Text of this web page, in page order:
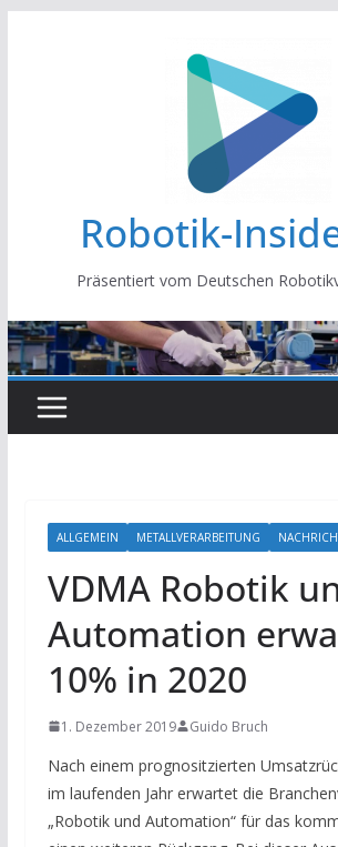
Robotik-
Präsentiert vom Deutschen
ALLGEMEIN METALLVERARBEITUNG
VDMA Robotik
Automation
10% in 2020
1. Dezember 2019 Guido Bruch
Nach einem prognositzierten
im laufenden Jahr erwartet die
„Robotik und Automation“ für das